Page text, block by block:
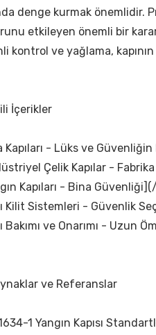
denge kurmak önemlidir.
etkileyen önemli bir
kontrol ve yağlama,
İçerikler
Kapıları - Lüks ve
Çelik Kapılar -
Kapıları - Bina
Kilit Sistemleri - Güvenlik
Bakımı ve Onarımı - Uzun
ve Referanslar
1 Yangın Kapısı